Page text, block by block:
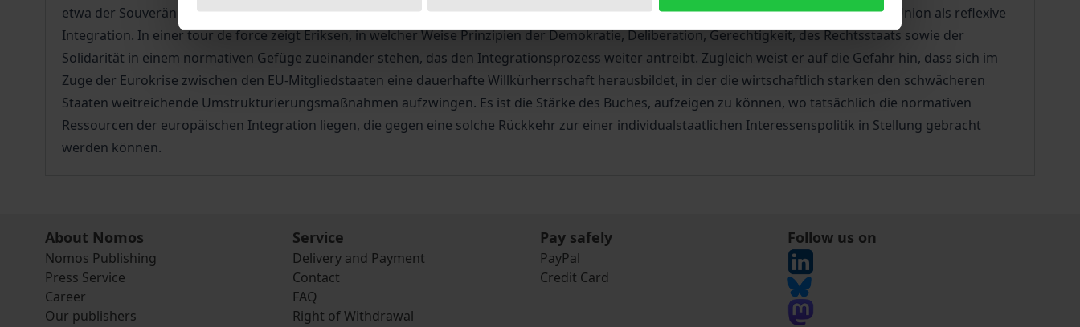
etwa der Souveränität oder der politischen Selbstbestimmung zurück, sondern begreift die sukzessive Herausbildung der Europäischen Union als reflexive
Integration. In einer tour de force zeigt Eriksen, in welcher Weise Prinzipien der Demokratie, Deliberation, Gerechtigkeit, des Rechtsstaats sowie der
Solidarität in einem normativen Gefüge zueinander stehen, das den Integrationsprozess weiter antreibt. Zugleich weist er auf die Gefahr hin, dass sich im
Zuge der Eurokrise zwischen den EU-Mitgliedstaaten eine dauerhafte Willkürherrschaft herausbildet, in der die wirtschaftlich starken den schwächeren
Staaten weitreichende Umstrukturierungsmaßnahmen aufzwingen. Es ist die Stärke des Buches, aufzeigen zu können, wo tatsächlich die normativen
Ressourcen der europäischen Integration liegen, die gegen eine solche Rückkehr zur einer individualstaatlichen Interessenspolitik in Stellung gebracht
werden können.
About Nomos
Nomos Publishing
Press Service
Career
Our publishers
Service
Delivery and Payment
Contact
FAQ
Right of Withdrawal
Pay safely
PayPal
Credit Card
Follow us on